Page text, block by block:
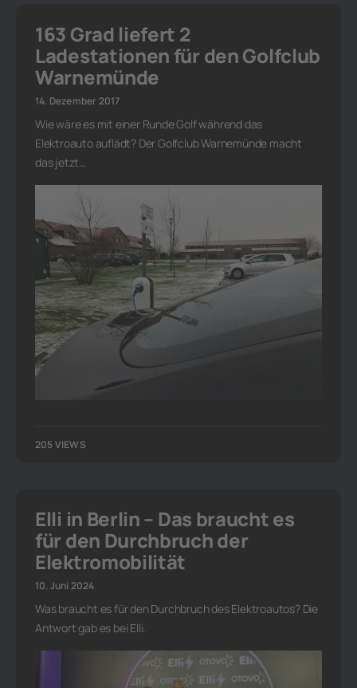
163 Grad liefert 2
Ladestationen für den Golfclub
Warnemünde
14. Dezember 2017
Wie wäre es mit einer Runde Golf während das
Elektroauto auflädt? Der Golfclub Warnemünde macht
das jetzt…
205 VIEWS
Elli in Berlin – Das braucht es
für den Durchbruch der
Elektromobilität
10. Juni 2024
Was braucht es für den Durchbruch des Elektroautos? Die
Antwort gab es bei Elli.